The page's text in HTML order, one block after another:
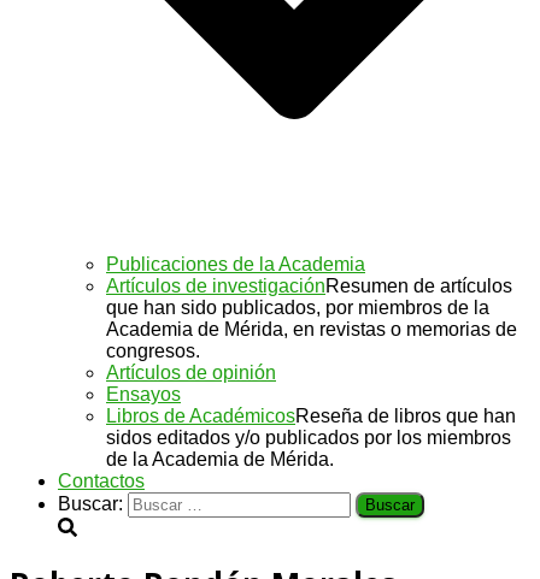
Publicaciones de la Academia
Artículos de investigaciónResumen de artículos
que han sido publicados, por miembros de la
Academia de Mérida, en revistas o memorias de
congresos.
Artículos de opinión
Ensayos
Libros de AcadémicosReseña de libros que han
sidos editados y/o publicados por los miembros
de la Academia de Mérida.
Contactos
Buscar: